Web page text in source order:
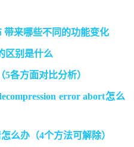
带来哪些不同的功能变化
区别是什么
各方面对比分析）
error abort怎么
么办（4个方法可解除）